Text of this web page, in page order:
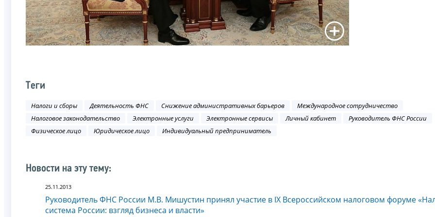
Теги
Налоги и сборы Деятельность ФНС Снижение административных барьеров
Международное сотрудничество
Налоговое законодательство
Электронные услуги Электронные сервисы Личный кабинет
Руководитель ФНС России
Физическое лицо
Юридическое лицо Индивидуальный предприниматель
Новости на эту тему:
25.11.2013
Руководитель ФНС России М.В. Мишустин принял участие в IX Всероссийском налоговом форуме
система России: взгляд бизнеса и власти»